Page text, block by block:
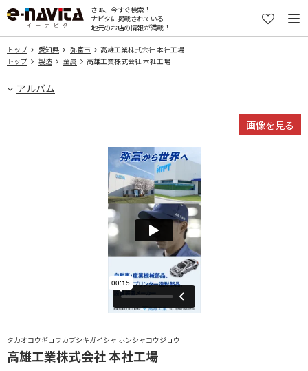
さぁ、今すぐ検索！
ナビタに掲載されている
地元のお店の情報が満載！
トップ 愛知県 弥富市
高雄工業株式会社 本社工場
トップ
製造 金属 高雄工業株式会社 本社工場
アルバム
タカオコウギョウカブシキガイシャ ホンシャコウジョウ
高雄工業株式会社 本社工場
画像を見る